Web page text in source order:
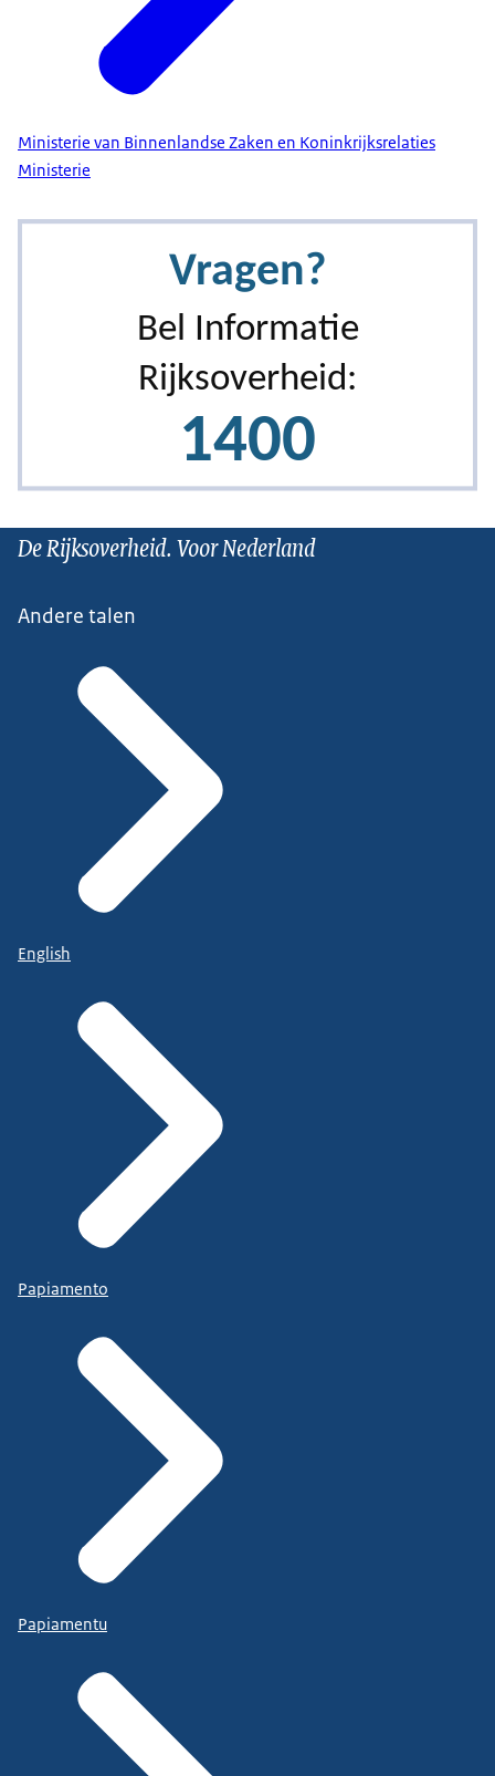
Ministerie van Binnenlandse Zaken en Koninkrijksrelaties
Ministerie
De Rijksoverheid. Voor Nederland
Andere talen
English
Papiamento
Papiamentu